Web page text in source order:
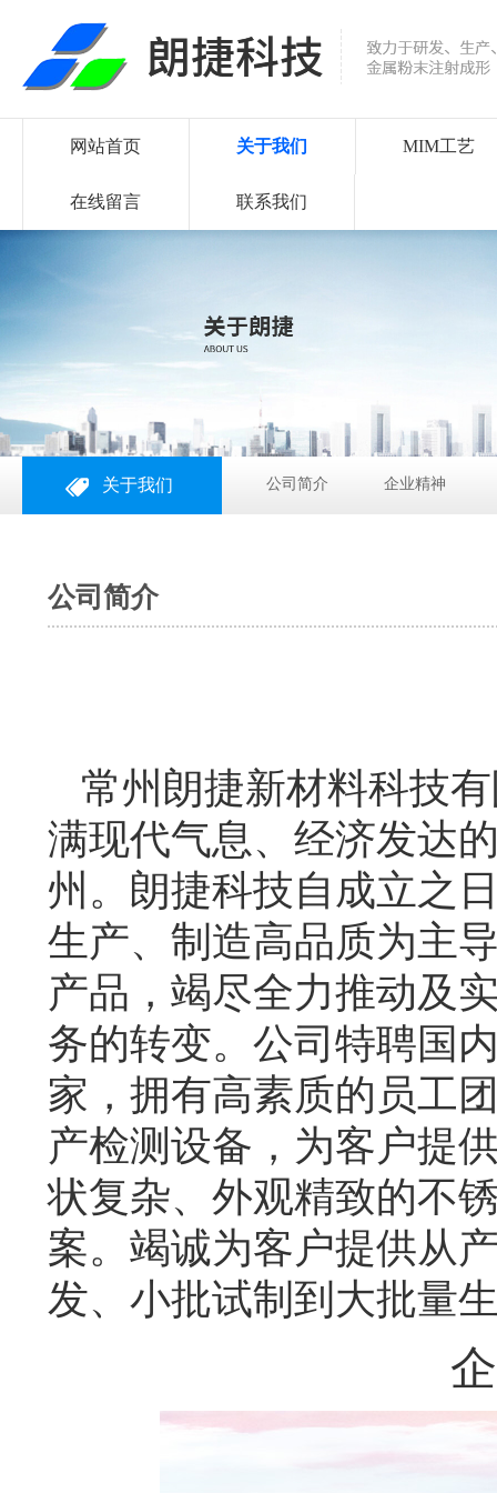
网站首页 关于我们 MIM工艺
在线留言 联系我们
关于我们 公司简介 企业精神
公司简介
常州朗捷新材料科技
满现代气息、经济发达
州。朗捷科技自成立之
生产、制造高品质为主
产品，竭尽全力推动及
务的转变。公司特聘国
家，拥有高素质的员工
产检测设备，为客户提
状复杂、外观精致的不
案。竭诚为客户提供从
发、小批试制到大批量